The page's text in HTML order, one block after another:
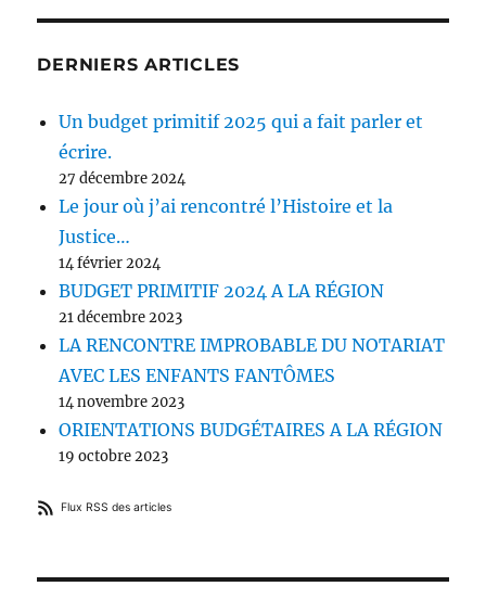
DERNIERS ARTICLES
Un budget primitif 2025 qui a fait parler et
écrire.
27 décembre 2024
Le jour où j’ai rencontré l’Histoire et la
Justice…
14 février 2024
BUDGET PRIMITIF 2024 A LA RÉGION
21 décembre 2023
LA RENCONTRE IMPROBABLE DU NOTARIAT
AVEC LES ENFANTS FANTÔMES
14 novembre 2023
ORIENTATIONS BUDGÉTAIRES A LA RÉGION
19 octobre 2023
Flux RSS des articles